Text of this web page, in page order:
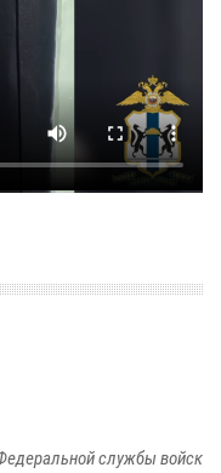
службы войск